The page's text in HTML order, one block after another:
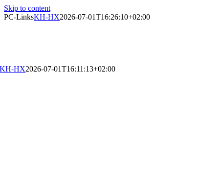
Skip to content
PC-LinksKH-HX2026-07-01T16:26:10+02:00
KH-HX2026-07-01T16:11:13+02:00